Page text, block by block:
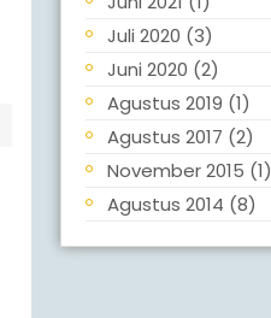
Juli 2020 (3)
Juni 2020 (2)
Agustus 2019 (1)
Agustus 2017 (2)
November 2015 (1)
Agustus 2014 (8)